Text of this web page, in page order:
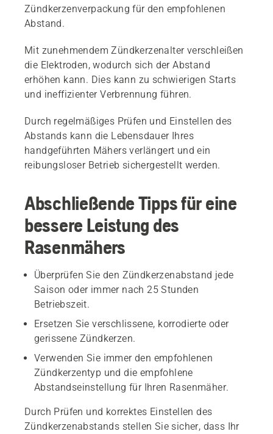
Zündkerzenverpackung für den empfohlenen
Abstand.
Mit zunehmendem Zündkerzenalter verschleißen
die Elektroden, wodurch sich der Abstand
erhöhen kann. Dies kann zu schwierigen Starts
und ineffizienter Verbrennung führen.
Durch regelmäßiges Prüfen und Einstellen des
Abstands kann die Lebensdauer Ihres
handgeführten Mähers verlängert und ein
reibungsloser Betrieb sichergestellt werden.
Abschließende Tipps für eine
bessere Leistung des
Rasenmähers
Überprüfen Sie den Zündkerzenabstand jede
Saison oder immer nach 25 Stunden
Betriebszeit.
Ersetzen Sie verschlissene, korrodierte oder
gerissene Zündkerzen.
Verwenden Sie immer den empfohlenen
Zündkerzentyp und die empfohlene
Abstandseinstellung für Ihren Rasenmäher.
Durch Prüfen und korrektes Einstellen des
Zündkerzenabstands stellen Sie sicher, dass Ihr